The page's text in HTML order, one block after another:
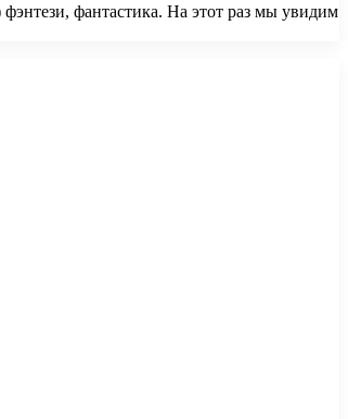
фантастика. На этот раз мы увидим